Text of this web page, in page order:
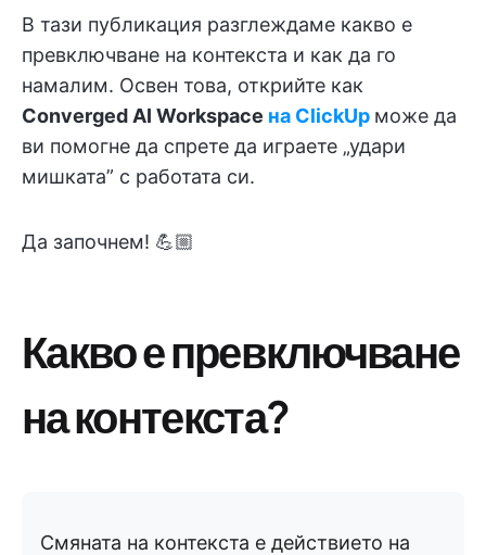
В тази публикация разглеждаме какво е
превключване на контекста и как да го
намалим. Освен това, открийте как
Converged AI Workspace на ClickUp може да
ви помогне да спрете да играете „удари
мишката” с работата си.
Да започнем! 💪🏼
Какво е превключване
на контекста?
Смяната на контекста е действието на